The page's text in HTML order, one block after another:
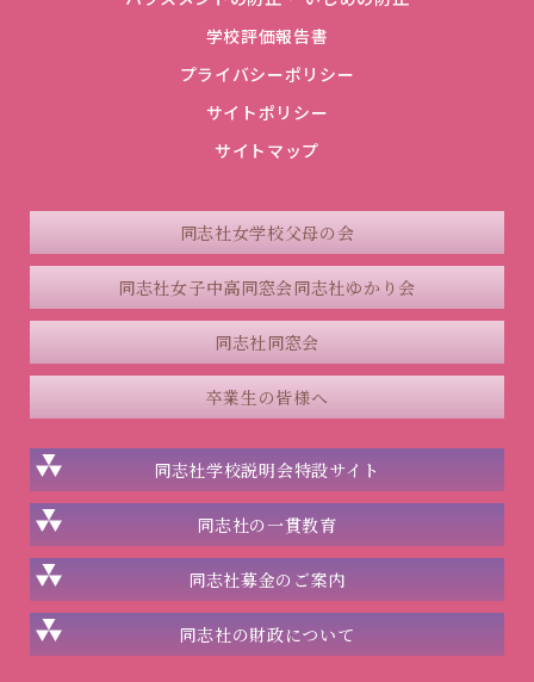
学校評価報告書
プライバシーポリシー
サイトポリシー
サイトマップ
同志社女学校父母の会
同志社女子中高同窓会同志社ゆかり会
同志社同窓会
卒業生の皆様へ
同志社学校説明会特設サイト
同志社の一貫教育
同志社募金のご案内
同志社の財政について